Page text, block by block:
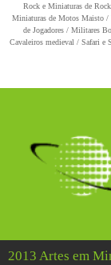
Rock e Miniaturas de Rock
Miniaturas de Motos Maisto /
de Jogadores / Militares
Cavaleiros medieval / Safari e
2013 Artes em